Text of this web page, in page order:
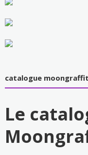
catalogue
Le